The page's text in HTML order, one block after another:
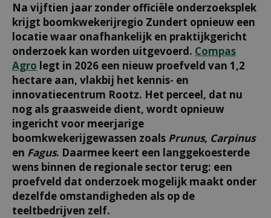
Na vijftien jaar zonder officiële onderzoeksplek
krijgt boomkwekerijregio Zundert opnieuw een
locatie waar onafhankelijk en praktijkgericht
onderzoek kan worden uitgevoerd. Compas
Agro legt in 2026 een nieuw proefveld van 1,2
hectare aan, vlakbij het kennis- en
innovatiecentrum Rootz. Het perceel, dat nu
nog als graasweide dient, wordt opnieuw
ingericht voor meerjarige
boomkwekerijgewassen zoals Prunus, Carpinus
en Fagus. Daarmee keert een langgekoesterde
wens binnen de regionale sector terug: een
proefveld dat onderzoek mogelijk maakt onder
dezelfde omstandigheden als op de
teeltbedrijven zelf.